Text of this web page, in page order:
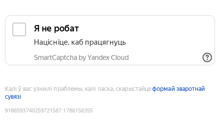
Я не робат
Націсніце, каб працягнуць
SmartCaptcha by Yandex Cloud
Калі ў вас узніклі праблемы, калі ласка, скарыстайцеформай зваротнай
сувязі
9186593740259721587:1786158355